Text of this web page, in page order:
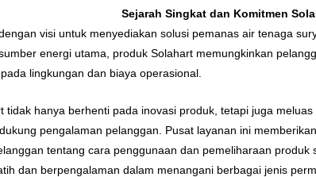
Sejarah Singkat dan Komitmen
visi untuk menyediakan solusi pemanas air tenaga
energi utama, produk Solahart memungkinkan
lingkungan dan biaya operasional.
tidak hanya berhenti pada inovasi produk, tetapi juga
pengalaman pelanggan. Pusat layanan ini
tentang cara penggunaan dan pemeliharaan
dan berpengalaman dalam menangani berbagai jenis